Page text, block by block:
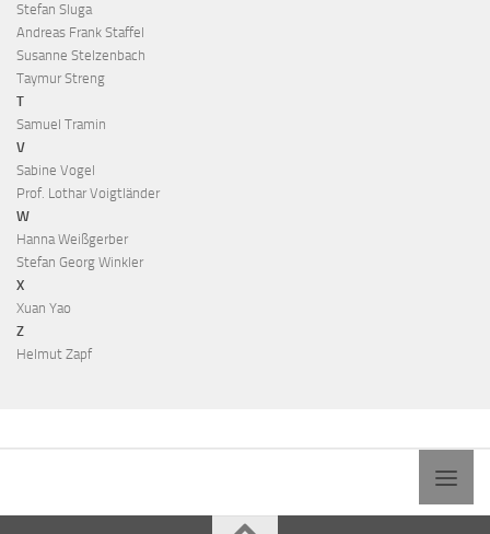
Stefan Sluga
Andreas Frank Staffel
Susanne Stelzenbach
Taymur Streng
T
Samuel Tramin
V
Sabine Vogel
Prof. Lothar Voigtländer
W
Hanna Weißgerber
Stefan Georg Winkler
X
Xuan Yao
Z
Helmut Zapf